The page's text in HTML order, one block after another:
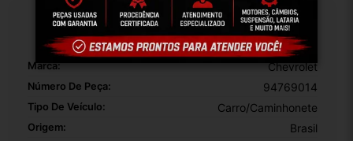
Especificações
Marca: Chevrolet
Número De Peça: 94769014
Tipo De Veículo: Carro/Caminhonete
Origem: Brasil